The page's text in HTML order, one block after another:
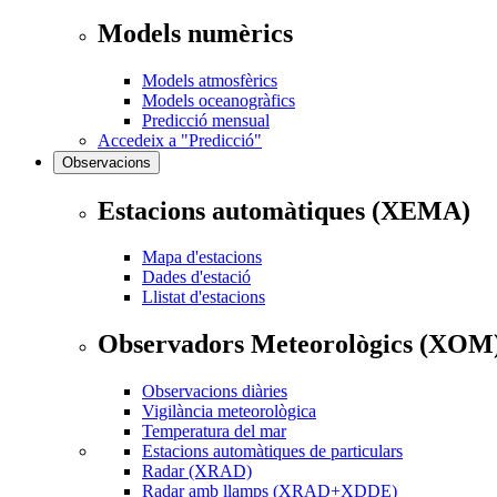
Models numèrics
Models atmosfèrics
Models oceanogràfics
Predicció mensual
Accedeix a "Predicció"
Observacions
Estacions automàtiques (XEMA)
Mapa d'estacions
Dades d'estació
Llistat d'estacions
Observadors Meteorològics
Observacions diàries
Vigilància meteorològica
Temperatura del mar
Estacions automàtiques de particulars
Radar (XRAD)
Radar amb llamps (XRAD+XDDE)